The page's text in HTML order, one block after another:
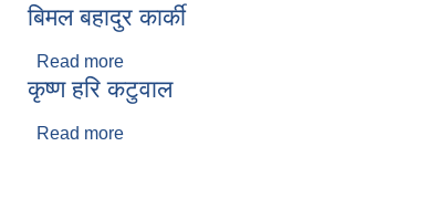
बिमल बहादुर कार्की
Read more
कृष्ण हरि कटुवाल
Read more